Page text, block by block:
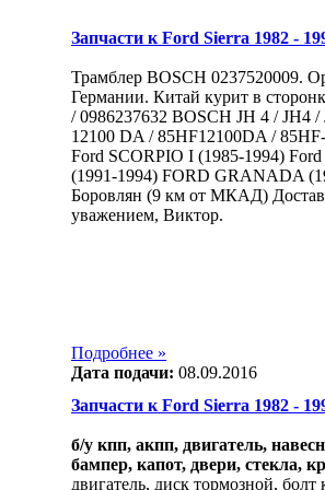
Запчасти к Ford Sierra 1982 -
Трамблер BOSCH 0237520009.
Германии. Китай курит в
/ 0986237632 BOSCH JH 4 / JH4
12100 DA / 85HF12100DA /
Ford SCORPIO I (1985-1994)
(1991-1994) FORD GRANADA
Боровлян (9 км от МКАД)
уважением, Виктор.
Подробнее »
Дата подачи: 08.09.2016
Запчасти к Ford Sierra 1982 -
б/у кпп, акпп, двигатель,
бампер, капот, двери, стекла,
двигатель, диск тормозной,